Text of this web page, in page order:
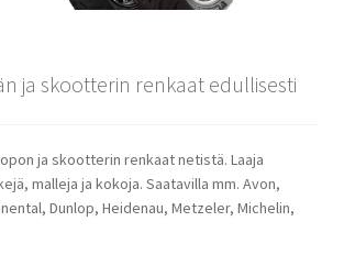
ja skootterin renkaat edullisesti
ja skootterin renkaat netistä. Laaja
malleja ja kokoja. Saatavilla mm. Avon,
Dunlop, Heidenau, Metzeler, Michelin,